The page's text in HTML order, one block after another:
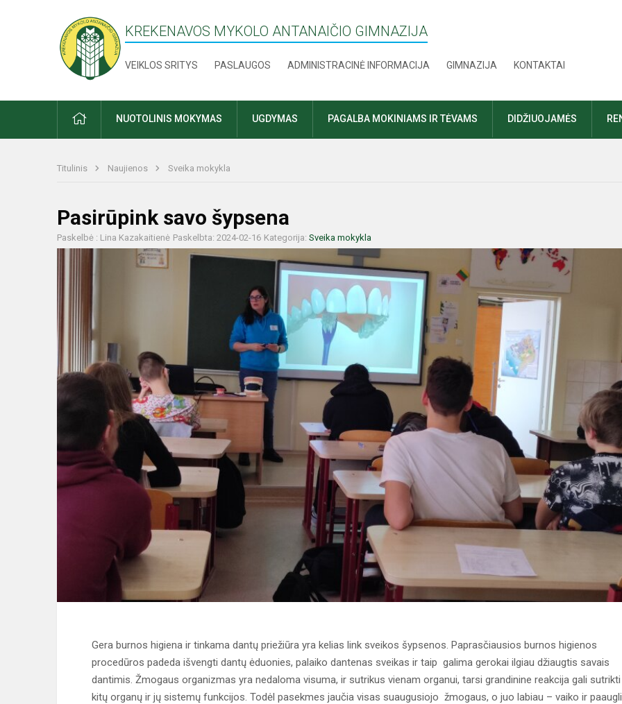
KREKENAVOS MYKOLO ANTANAIČIO GIMNAZIJA
VEIKLOS SRITYS PASLAUGOS ADMINISTRACINĖ INFORMACIJA GIMNAZIJA KONTAKTAI
PRADŽIANUOTOLINIS MOKYMAS UGDYMAS PAGALBA MOKINIAMS IR TĖVAMS DIDŽIUOJAMĖS
Titulinis Naujienos Sveika mokykla
Pasirūpink savo šypsena
Paskelbė : Lina Kazakaitienė Paskelbta: 2024-02-16 Kategorija: Sveika mokykla
Gera burnos higiena ir tinkama dantų priežiūra yra kelias link sveikos šypsenos. Paprasčiausios burnos higienos
procedūros padeda išvengti dantų ėduonies, palaiko dantenas sveikas ir taip galima gerokai ilgiau džiaugtis savais
dantimis. Žmogaus organizmas yra nedaloma visuma, ir sutrikus vienam organui, tarsi grandinine reakcija gali sutrikti
kitų organų ir jų sistemų funkcijos. Todėl pasekmes jaučia visas suaugusiojo žmogaus, o juo labiau – vaiko ir